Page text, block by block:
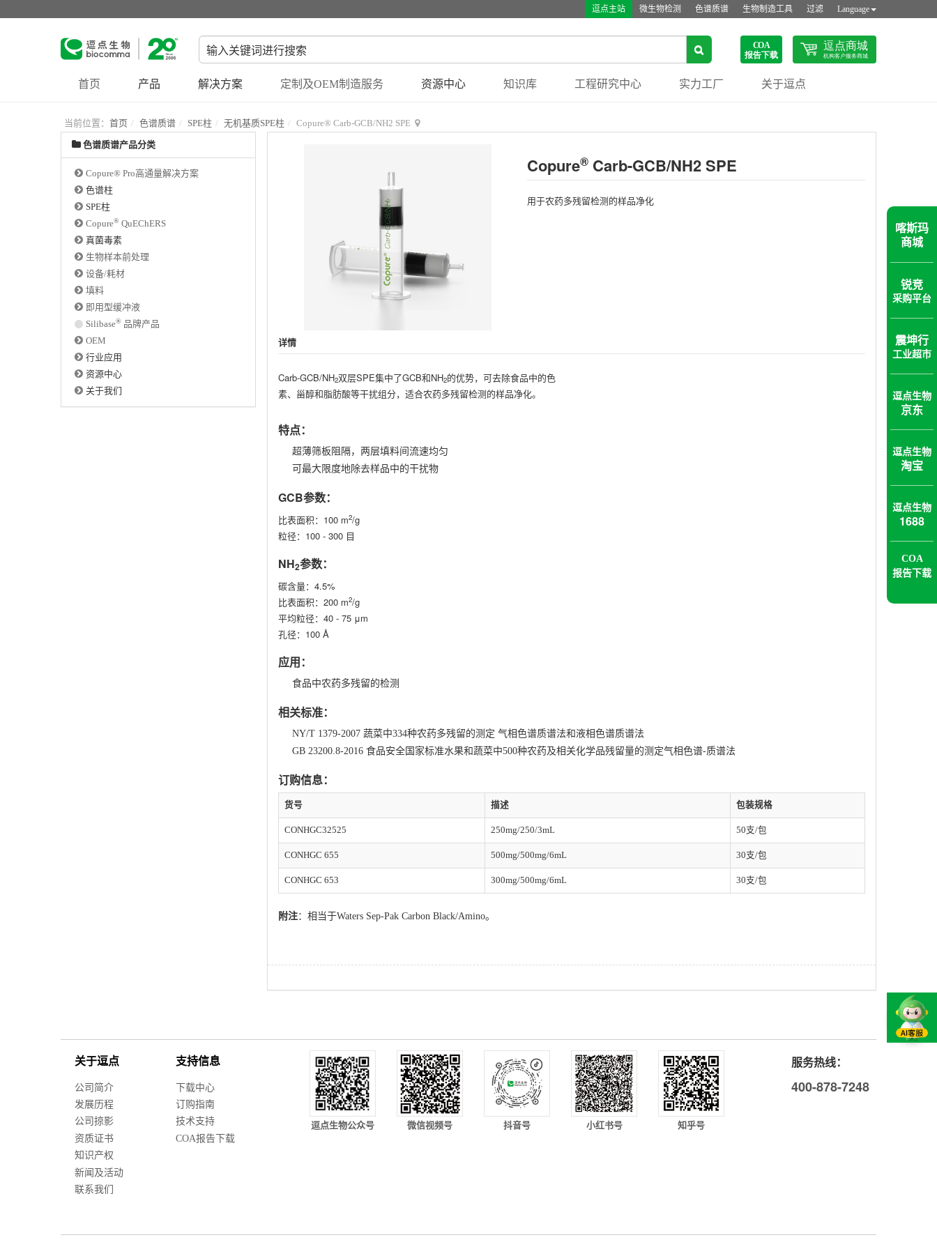
逗点主站 微生物检测 色谱质谱 生物制造工具 过滤 Language
首页 产品 解决方案 定制及OEM制造服务 资源中心 知识库 工程研究中心 实力工厂 关于逗点
当前位置： 首页 色谱质谱 SPE柱 无机基质SPE柱 Copure® Carb-GCB/NH2 SPE
Copure®Carb-GCB/NH2 SPE
用于农药多残留检测的样品净化
详情
Carb-GCB/NH2双层SPE集中了GCB和NH2的优势，可去除食品中的色
素、甾醇和脂肪酸等干扰组分，适合农药多残留检测的样品净化。
特点：
超薄筛板阻隔，两层填料间流速均匀
可最大限度地除去样品中的干扰物
GCB参数：
比表面积：100 m2/g
粒径：100 - 300 目
NH2参数：
碳含量：4.5%
比表面积：200 m2/g
平均粒径：40 - 75 μm
孔径：100 Å
应用：
食品中农药多残留的检测
相关标准：
NY/T 1379-2007 蔬菜中334种农药多残留的测定 气相色谱质谱法和液相色谱质谱法
GB 23200.8-2016 ⻝品安全国家标准⽔果和蔬菜中500种农药及相关化学品残留量的测定⽓相⾊谱-质谱法
订购信息：
货号 描述 包装规格
CONHGC32525 250mg/250/3mL 50支/包
CONHGC 655 500mg/500mg/6mL 30支/包
CONHGC 653 300mg/500mg/6mL 30支/包
附注：相当于Waters Sep-Pak Carbon Black/Amino。
色谱质谱产品分类
Copure® Pro高通量解决方案
色谱柱
SPE柱
Copure® QuEChERS
真菌毒素
生物样本前处理
设备/耗材
填料
即用型缓冲液
Silibase® 品牌产品
OEM
行业应用
资源中心
关于我们
喀斯玛
商城
锐竞
采购平台
震坤行
工业超市
逗点生物
京东
逗点生物
淘宝
逗点生物
1688
COA
报告下载
关于逗点
公司简介
发展历程
公司掠影
资质证书
知识产权
新闻及活动
联系我们
支持信息
下载中心
订购指南
技术支持
COA报告下载
逗点生物公众号 微信视频号 抖音号 小红书号 知乎号
服务热线：
400-878-7248